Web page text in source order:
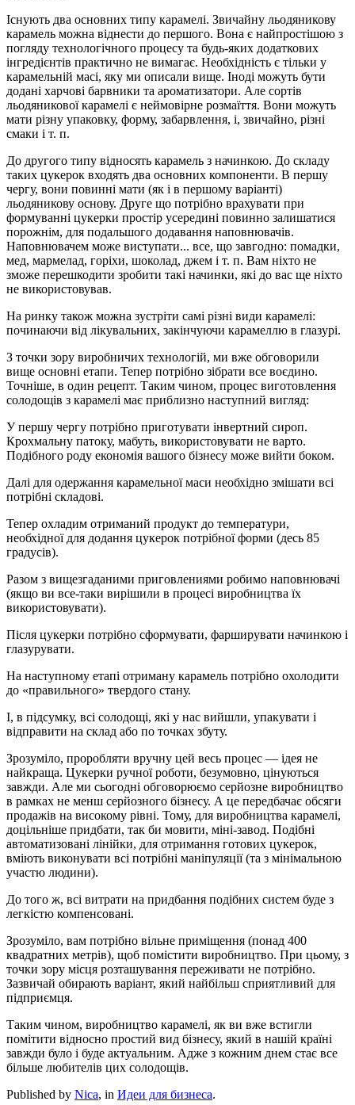
Існують два основних типу карамелі. Звичайну льодяникову
карамель можна віднести до першого. Вона є найпростішою з
погляду технологічного процесу та будь-яких додаткових
інгредієнтів практично не вимагає. Необхідність є тільки у
карамельній масі, яку ми описали вище. Іноді можуть бути
додані харчові барвники та ароматизатори. Але сортів
льодяникової карамелі є неймовірне розмаїття. Вони можуть
мати різну упаковку, форму, забарвлення, і, звичайно, різні
смаки і т. п.
До другого типу відносять карамель з начинкою. До складу
таких цукерок входять два основних компоненти. В першу
чергу, вони повинні мати (як і в першому варіанті)
льодяникову основу. Друге що потрібно врахувати при
формуванні цукерки простір усередині повинно залишатися
порожнім, для подальшого додавання наповнювачів.
Наповнювачем може виступати... все, що завгодно: помадки,
мед, мармелад, горіхи, шоколад, джем і т. п. Вам ніхто не
зможе перешкодити зробити такі начинки, які до вас ще ніхто
не використовував.
На ринку також можна зустріти самі різні види карамелі:
починаючи від лікувальних, закінчуючи карамеллю в глазурі.
З точки зору виробничих технологій, ми вже обговорили
вище основні етапи. Тепер потрібно зібрати все воєдино.
Точніше, в один рецепт. Таким чином, процес виготовлення
солодощів з карамелі має приблизно наступний вигляд:
У першу чергу потрібно приготувати інвертний сироп.
Крохмальну патоку, мабуть, використовувати не варто.
Подібного роду економія вашого бізнесу може вийти боком.
Далі для одержання карамельної маси необхідно змішати всі
потрібні складові.
Тепер охладим отриманий продукт до температури,
необхідної для додання цукерок потрібної форми (десь 85
градусів).
Разом з вищезгаданими приговлениями робимо наповнювачі
(якщо ви все-таки вирішили в процесі виробництва їх
використовувати).
Після цукерки потрібно сформувати, фарширувати начинкою і
глазурувати.
На наступному етапі отриману карамель потрібно охолодити
до «правильного» твердого стану.
І, в підсумку, всі солодощі, які у нас вийшли, упакувати і
відправити на склад або по точках збуту.
Зрозуміло, проробляти вручну цей весь процес — ідея не
найкраща. Цукерки ручної роботи, безумовно, цінуються
завжди. Але ми сьогодні обговорюємо серйозне виробництво
в рамках не менш серйозного бізнесу. А це передбачає обсяги
продажів на високому рівні. Тому, для виробництва карамелі,
доцільніше придбати, так би мовити, міні-завод. Подібні
автоматизовані лінійки, для отримання готових цукерок,
вміють виконувати всі потрібні маніпуляції (та з мінімальною
участю людини).
До того ж, всі витрати на придбання подібних систем буде з
легкістю компенсовані.
Зрозуміло, вам потрібно вільне приміщення (понад 400
квадратних метрів), щоб помістити виробництво. При цьому, з
точки зору місця розташування переживати не потрібно.
Зазвичай обирають варіант, який найбільш сприятливий для
підприємця.
Таким чином, виробництво карамелі, як ви вже встигли
помітити відносно простий вид бізнесу, який в нашій країні
завжди було і буде актуальним. Адже з кожним днем стає все
більше любителів цих солодощів.
Published by Nica, in Идеи для бизнеса.